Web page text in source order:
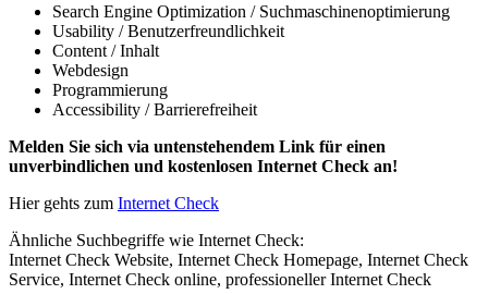
Search Engine Optimization / Suchmaschinenoptimierung
Usability / Benutzerfreundlichkeit
Content / Inhalt
Webdesign
Programmierung
Accessibility / Barrierefreiheit
Melden Sie sich via untenstehendem Link für einen
unverbindlichen und kostenlosen Internet Check an!
Hier gehts zum Internet Check
Ähnliche Suchbegriffe wie Internet Check:
Internet Check Website, Internet Check Homepage, Internet Check
Service, Internet Check online, professioneller Internet Check